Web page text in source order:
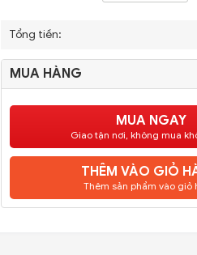
Tổng tiền:
MUA HÀNG
MUA NGAY
Giao tận nơi, không mua
THÊM VÀO GIỎ
Thêm sản phẩm vào giỏ